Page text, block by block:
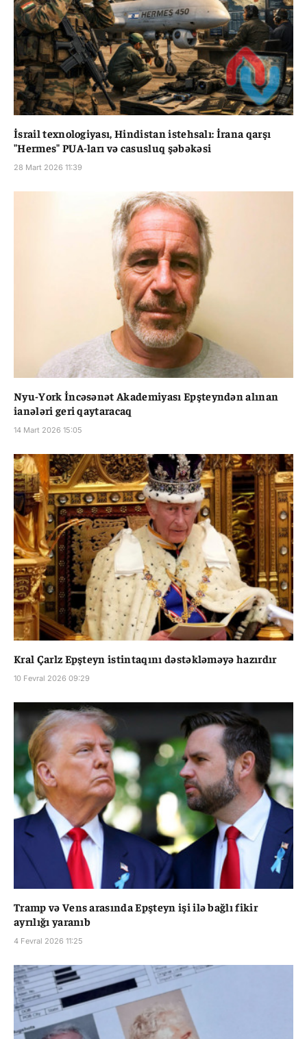
İsrail texnologiyası, Hindistan istehsalı: İrana qarşı
"Hermes" PUA-ları və casusluq şəbəkəsi
28 Mart 2026 11:39
Nyu-York İncəsənət Akademiyası Epşteyndən alınan
ianələri geri qaytaracaq
14 Mart 2026 15:05
Kral Çarlz Epşteyn istintaqını dəstəkləməyə hazırdır
10 Fevral 2026 09:29
Tramp və Vens arasında Epşteyn işi ilə bağlı fikir
ayrılığı yaranıb
4 Fevral 2026 11:25